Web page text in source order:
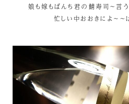
娘も嫁もばんち君の鯖寿司～言
忙しい中おおきによ～～